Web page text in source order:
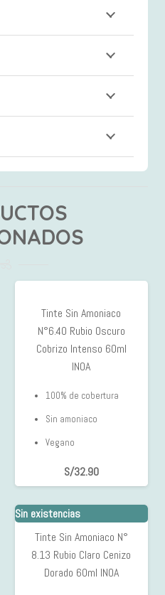
Tinte Sin Amoniaco
N°6.40 Rubio Oscuro
Cobrizo Intenso 60ml
INOA
100% de cobertura
Sin amoniaco
Vegano
S/32.90
Sin existencias
Tinte Sin Amoniaco N°
8.13 Rubio Claro Cenizo
Dorado 60ml INOA